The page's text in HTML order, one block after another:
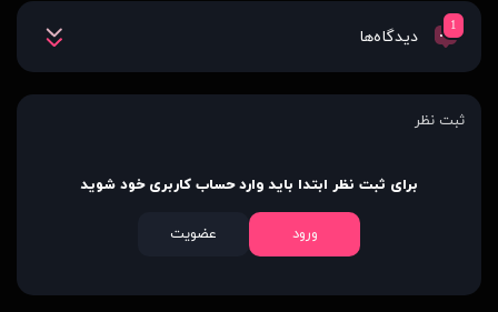
1
دیدگاه‌ها
ثبت نظر
برای ثبت نظر ابتدا باید وارد حساب کاربری خود شوید
ورود عضویت